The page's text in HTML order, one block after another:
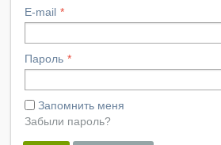
E-mail
Пароль
Запомнить меня
Забыли пароль?